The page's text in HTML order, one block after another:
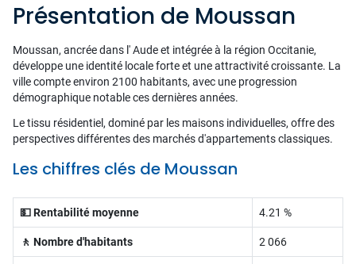
Présentation de Moussan
Moussan, ancrée dans l' Aude et intégrée à la région Occitanie,
développe une identité locale forte et une attractivité croissante. La
ville compte environ 2100 habitants, avec une progression
démographique notable ces dernières années.
Le tissu résidentiel, dominé par les maisons individuelles, offre des
perspectives différentes des marchés d'appartements classiques.
Les chiffres clés de Moussan
💵 Rentabilité moyenne 4.21 %
🚶 Nombre d'habitants 2 066